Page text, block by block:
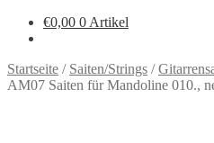
€0,00 0 Artikel
Startseite / Saiten/Strings /
AM07 Saiten für Mandoline 010.,